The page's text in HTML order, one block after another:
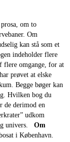
om to
Om
kan stå som et
indeholder flere
flere omgange, for at
prøvet at elske
Begge bøger kan
Hvilken bog du
de derimod en
udkom
univers. Om
i København.